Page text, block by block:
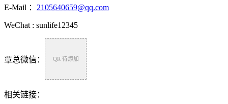
E-Mail ： 2105640659@qq.com
WeChat : sunlife12345
覃总微信： QR 待添加
相关链接：